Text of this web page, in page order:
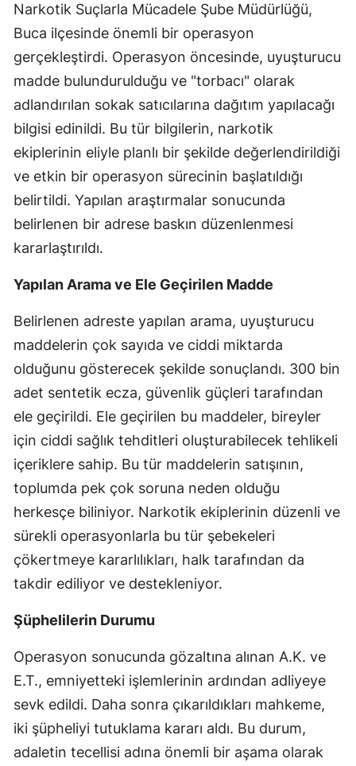
Narkotik Suçlarla Mücadele Şube Müdürlüğü,
Buca ilçesinde önemli bir operasyon
gerçekleştirdi. Operasyon öncesinde, uyuşturucu
madde bulundurulduğu ve "torbacı" olarak
adlandırılan sokak satıcılarına dağıtım yapılacağı
bilgisi edinildi. Bu tür bilgilerin, narkotik
ekiplerinin eliyle planlı bir şekilde değerlendirildiği
ve etkin bir operasyon sürecinin başlatıldığı
belirtildi. Yapılan araştırmalar sonucunda
belirlenen bir adrese baskın düzenlenmesi
kararlaştırıldı.
Yapılan Arama ve Ele Geçirilen Madde
Belirlenen adreste yapılan arama, uyuşturucu
maddelerin çok sayıda ve ciddi miktarda
olduğunu gösterecek şekilde sonuçlandı. 300 bin
adet sentetik ecza, güvenlik güçleri tarafından
ele geçirildi. Ele geçirilen bu maddeler, bireyler
için ciddi sağlık tehditleri oluşturabilecek tehlikeli
içeriklere sahip. Bu tür maddelerin satışının,
toplumda pek çok soruna neden olduğu
herkesçe biliniyor. Narkotik ekiplerinin düzenli ve
sürekli operasyonlarla bu tür şebekeleri
çökertmeye kararlılıkları, halk tarafından da
takdir ediliyor ve destekleniyor.
Şüphelilerin Durumu
Operasyon sonucunda gözaltına alınan A.K. ve
E.T., emniyetteki işlemlerinin ardından adliyeye
sevk edildi. Daha sonra çıkarıldıkları mahkeme,
iki şüpheliyi tutuklama kararı aldı. Bu durum,
adaletin tecellisi adına önemli bir aşama olarak